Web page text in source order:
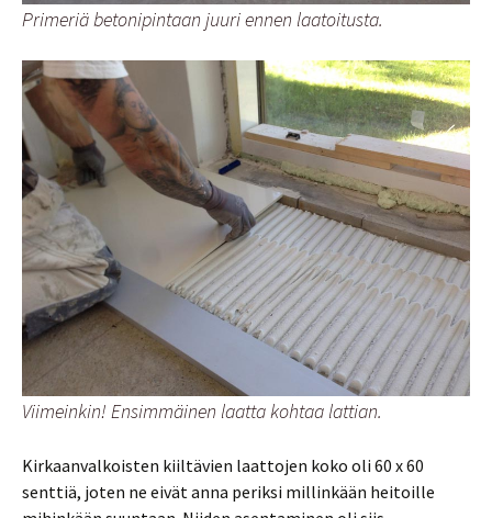
Primeriä betonipintaan juuri ennen laatoitusta.
Viimeinkin! Ensimmäinen laatta kohtaa lattian.
Kirkaanvalkoisten kiiltävien laattojen koko oli 60 x 60
senttiä, joten ne eivät anna periksi millinkään heitoille